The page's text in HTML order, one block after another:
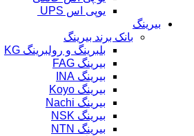
یوپی اس UPS
بیرینگ
بانک برند بیرینگ
بلبرینگ و رولبرینگ KG
بیرینگ FAG
بیرینگ INA
بیرینگ Koyo
بیرینگ Nachi
بیرینگ NSK
بیرینگ NTN